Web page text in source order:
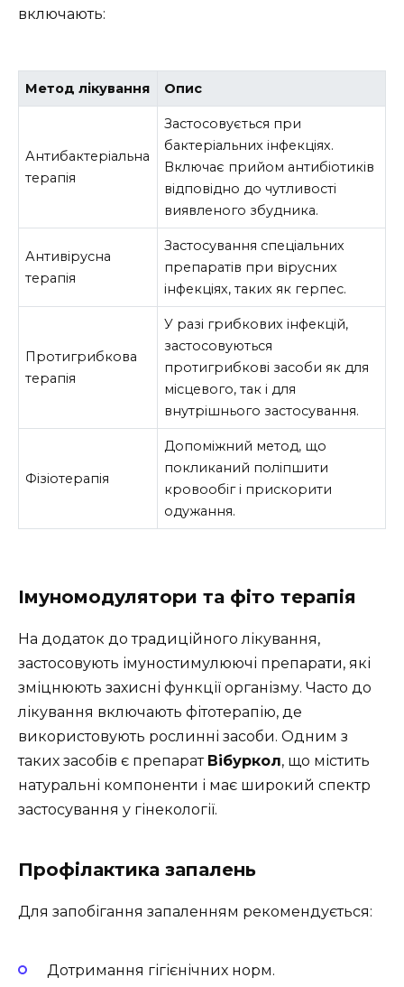
включають:
Метод лікування Опис
Антибактеріальна
терапія
Застосовується при
бактеріальних інфекціях.
Включає прийом антибіотиків
відповідно до чутливості
виявленого збудника.
Антивірусна
терапія
Застосування спеціальних
препаратів при вірусних
інфекціях, таких як герпес.
Протигрибкова
терапія
У разі грибкових інфекцій,
застосовуються
протигрибкові засоби як для
місцевого, так і для
внутрішнього застосування.
Фізіотерапія
Допоміжний метод, що
покликаний поліпшити
кровообіг і прискорити
одужання.
Імуномодулятори та фіто терапія
На додаток до традиційного лікування,
застосовують імуностимулюючі препарати, які
зміцнюють захисні функції організму. Часто до
лікування включають фітотерапію, де
використовують рослинні засоби. Одним з
таких засобів є препарат Вібуркол, що містить
натуральні компоненти і має широкий спектр
застосування у гінекології.
Профілактика запалень
Для запобігання запаленням рекомендується:
Дотримання гігієнічних норм.